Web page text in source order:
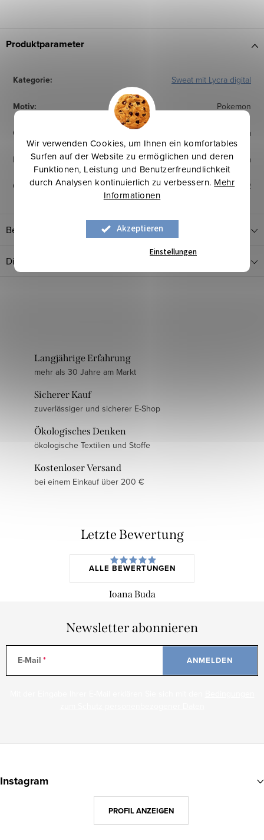
Wir verwenden Cookies, um Ihnen ein komfortables
Surfen auf der Website zu ermöglichen und deren
Funktionen, Leistung und Benutzerfreundlichkeit
durch Analysen kontinuierlich zu verbessern. Mehr
Informationen
Akzeptieren
Einstellungen
Produktparameter
Kategorie: Sweat mit Lycra digital
Motiv: Pokemon
Qualität 95% Baumwolle \ 5% Lycra
Breite: 180 cm
Gewicht: 240 g/m2
Bewertung
Diskussion
Langjährige Erfahrung
mehr als 30 Jahre am Markt
Sicherer Kauf
zuverlässiger und sicherer E-Shop
Ökologisches Denken
ökologische Textilien und Stoffe
Kostenloser Versand
bei einem Einkauf über 200 €
Letzte Bewertung
ALLE BEWERTUNGEN
Ioana Buda
Newsletter abonnieren
E-Mail ANMELDEN
uInstagram
PROFIL ANZEIGEN